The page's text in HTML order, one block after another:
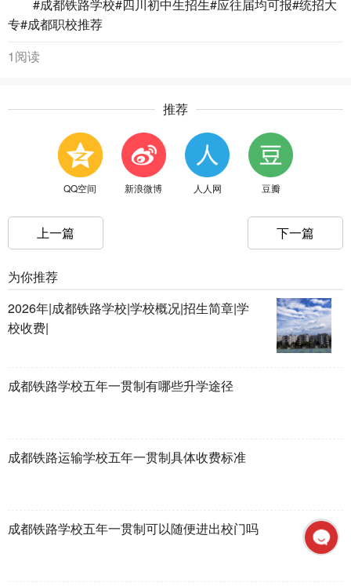
#成都铁路学校#四川初中生招生#应往届均可报#统招大
专#成都职校推荐
1阅读
推荐
QQ空间 新浪微博 人人网 豆瓣
上一篇 下一篇
为你推荐
2026年|成都铁路学校|学校概况|招生简章|学
校收费|
成都铁路学校五年一贯制有哪些升学途径
成都铁路运输学校五年一贯制具体收费标准
成都铁路学校五年一贯制可以随便进出校门吗